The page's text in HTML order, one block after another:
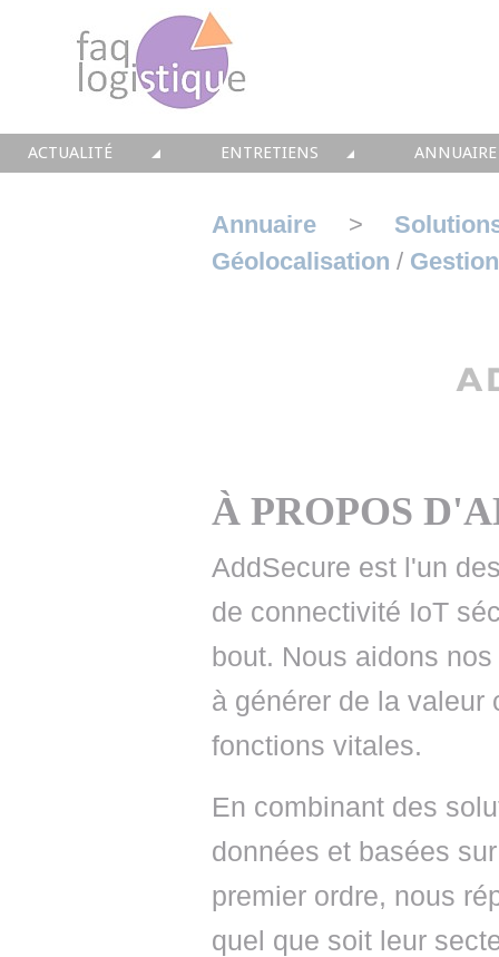
ACTUALITÉ ENTRETIENS
• ENTREPÔT
TOUTES LES INTERVIEWS
👉 PRENDRE LA PAROLE
👉 PLANNING EDITORIAL
ANNUAIRE
•
•
•
•
👉
Annuaire >
Géolocalisation /
À PROPOS
AddSecure est l'un
de connectivité IoT
bout. Nous aidons
à générer de la valeur
fonctions vitales.
En combinant des
données et basées
premier ordre, nous
quel que soit leur